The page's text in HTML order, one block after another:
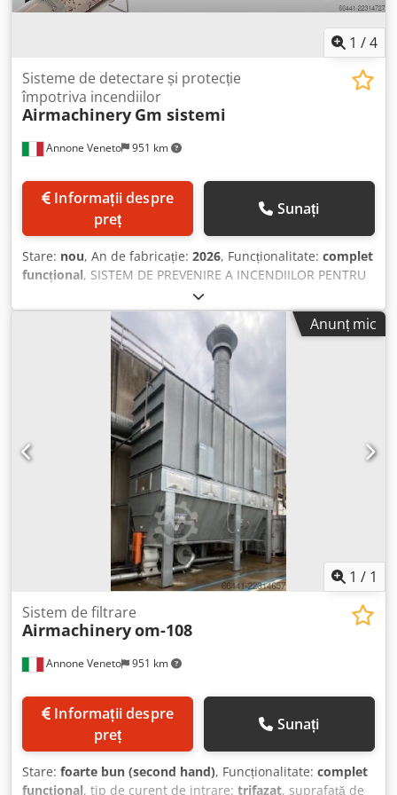
1 /4
Annone Veneto 951 km
Sisteme de detectare și protecție
împotriva incendiilor
Airmachinery Gm sistemi
preț
Sunați
Stare: nou, An de fabricație: 2026, Funcționalitate: complet
funcțional, SISTEM DE PREVENIRE A INCENDIILOR PENTRU
INSTALAȚIILE DE ASPIRAȚIE ȘI FILTRARE AER PRAFOS
Componente pentru sisteme de detectare și stingere a
scânteilor în conductele de aspirație a aerului. Codpfx
Apjzk U Diovjha Sisteme configurabile pentru detectarea
scânteilor și stingere cu apă în conducte. Sisteme de
detectare, stingere și compartimentare pentru instalațiile
de aspirație și filtrare a aerului. PROIECTARE, VÂNZARE,
INSTALARE ȘI MENTENANȚĂ PERIODICĂ
Anunț mic
1 / 1
Annone Veneto 951 km
Sistem de filtrare
Airmachineryom-108
preț
Sunați
Stare: foarte bun (second hand), Funcționalitate: complet
funcțional, tip de curent de intrare: trifazat, suprafață de